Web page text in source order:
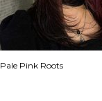
Pale Pink Roots